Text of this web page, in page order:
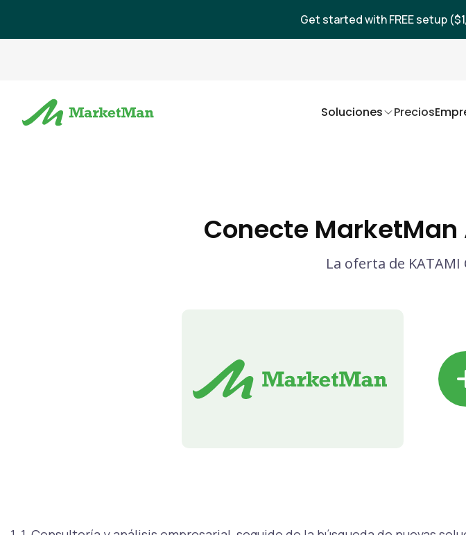
Get started with FREE setup
Soluciones Precios
Conecte MarketMan
La oferta de